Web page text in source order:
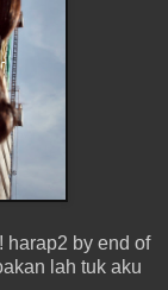
harap2 by end of
lah tuk aku